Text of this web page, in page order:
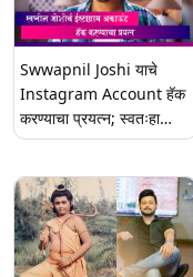
Swwapnil Joshi याचे
Instagram Account हॅक
करण्याचा प्रयत्न; स्वतःहा
स्वप्निल ने दिली माहिती